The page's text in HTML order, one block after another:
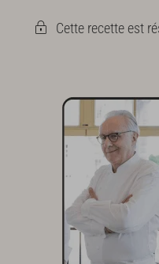
Cette recette est